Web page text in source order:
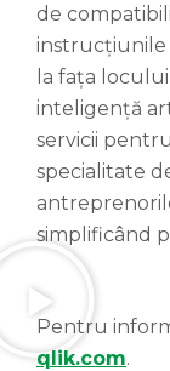
de
instrucțiunile
la fața
inteligență
servicii
specialitate
simplificând
Pentru
qlik.com.